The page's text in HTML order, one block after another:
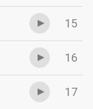
15
16
17